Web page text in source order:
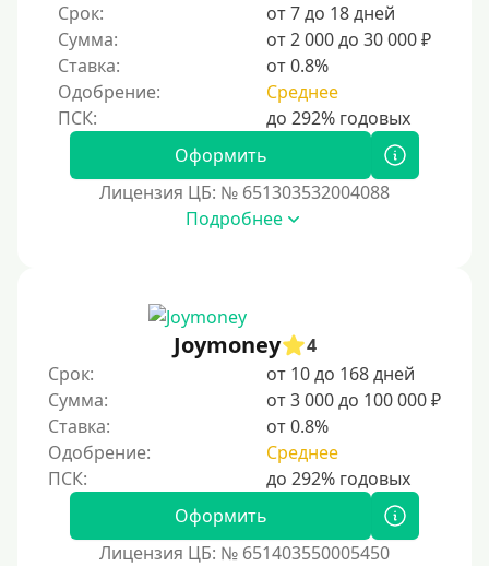
Срок:
от 7 до 18 дней
Сумма:
от 2 000 до 30 000 ₽
Ставка:
от 0.8%
Одобрение:
Среднее
Оформить
Лицензия ЦБ: № 651303532004088
Подробнее
Joymoney
4
Срок:
от 10 до 168 дней
Сумма:
от 3 000 до 100 000 ₽
Ставка:
от 0.8%
Одобрение:
Среднее
Оформить
Лицензия ЦБ: № 651403550005450